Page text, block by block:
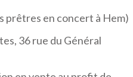
prêtres en concert à Hem)
36 rue du Général